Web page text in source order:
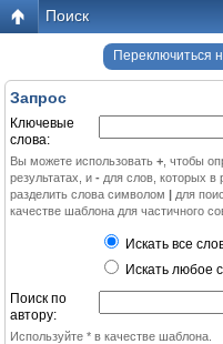
Поиск
Переключиться
Запрос
Ключевые
слова:
Вы можете использовать + , чтобы
результатах, и - для слов, которых в
разделить слова символом | для
качестве шаблона для частичного
Искать все
Искать любое
Поиск по
автору:
Используйте * в качестве шаблона.